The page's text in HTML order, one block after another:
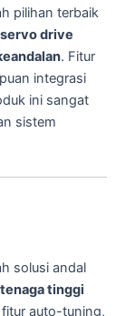
pilihan terbaik
servo drive
. Fitur
integrasi
ini sangat
sistem
solusi andal
tenaga tinggi
auto-tuning,